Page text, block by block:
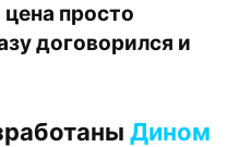
просто
договорился и
Дином